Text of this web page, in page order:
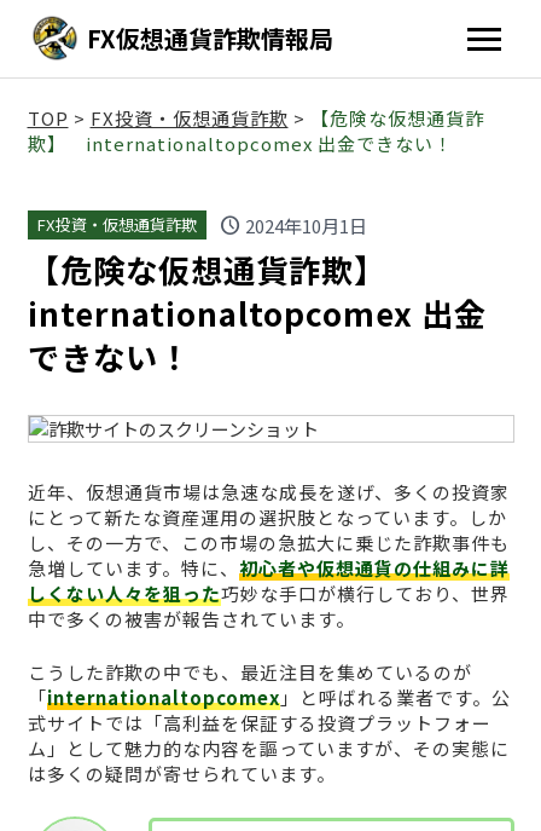
FX仮想通貨詐欺情報局
TOP > FX投資・仮想通貨詐欺 >
【危険な仮想通貨詐
欺】 internationaltopcomex 出金できない！
FX投資・仮想通貨詐欺 schedule 2024年10月1日
【危険な仮想通貨詐欺】
internationaltopcomex 出金
できない！
近年、仮想通貨市場は急速な成長を遂げ、多くの投資家
にとって新たな資産運用の選択肢となっています。しか
し、その一方で、この市場の急拡大に乗じた詐欺事件も
急増しています。特に、 初心者や仮想通貨の仕組みに詳
しくない人々を狙った巧妙な手口が横行しており、世界
中で多くの被害が報告されています。
こうした詐欺の中でも、最近注目を集めているのが
「internationaltopcomex」と呼ばれる業者です。公
式サイトでは「高利益を保証する投資プラットフォー
ム」として魅力的な内容を謳っていますが、その実態に
は多くの疑問が寄せられています。